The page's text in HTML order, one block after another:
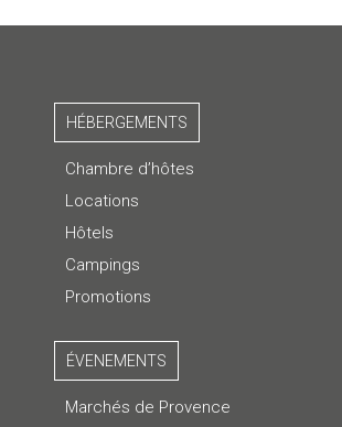
HÉBERGEMENTS
Chambre d’hôtes
Locations
Hôtels
Campings
Promotions
ÉVENEMENTS
Marchés de Provence